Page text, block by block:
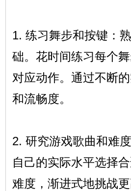
1. 练习舞步和按键：
础。花时间练习每个
对应动作。通过不断
和流畅度。
2. 研究游戏歌曲和难
自己的实际水平选择
难度，渐进式地挑战